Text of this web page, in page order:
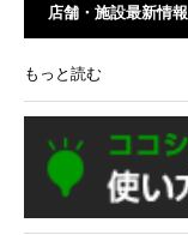
店舗・施設最新情報
もっと読む